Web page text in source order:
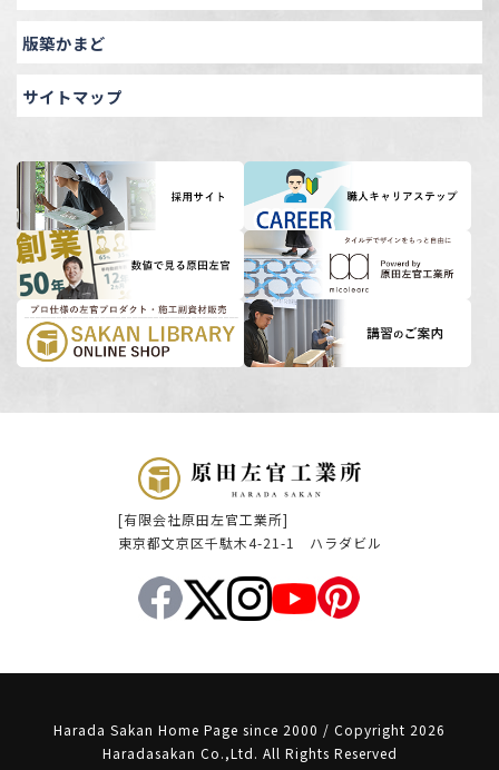
版築かまど
サイトマップ
[有限会社原田左官工業所]
東京都文京区千駄木4-21-1 ハラダビル
Harada Sakan Home Page since 2000 / Copyright 2026
Haradasakan Co.,Ltd. All Rights Reserved